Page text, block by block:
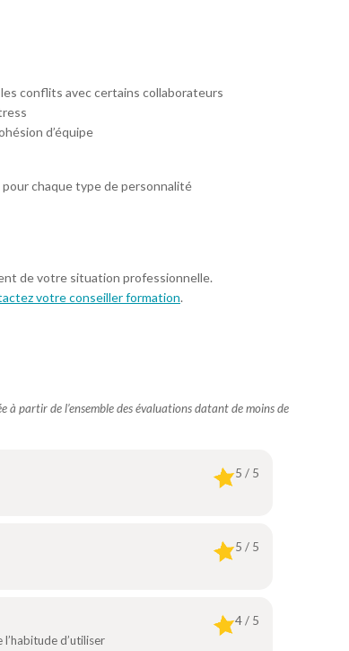
conflits avec certains collaborateurs
d’équipe
chaque type de personnalité
de votre situation professionnelle.
votre conseiller formation.
à partir de l’ensemble des évaluations datant de moins de
5 / 5
5 / 5
4 / 5
d’utiliser